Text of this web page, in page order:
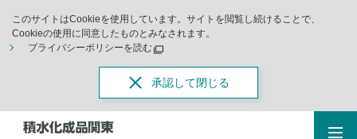
このサイトはCookieを使用しています。サイトを閲覧し続けることで、
Cookieの使用に同意したものとみなされます。
プライバシーポリシーを読む
承認して閉じる